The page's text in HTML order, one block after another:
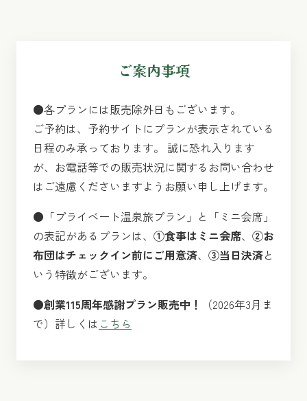
ご案内事項
●各プランには販売除外日もございます。
ご予約は、予約サイトにプランが表示されている
日程のみ承っております。 誠に恐れ入ります
が、お電話等での販売状況に関するお問い合わせ
はご遠慮くださいますようお願い申し上げます。
●「プライベート温泉旅プラン」と「ミニ会席」
の表記があるプランは、 ①食事はミニ会席、 ②お
布団はチェックイン前にご用意済、 ③当日決済と
いう特徴がございます。
●創業115周年感謝プラン販売中！
（2026年3月ま
で）詳しくは こちら